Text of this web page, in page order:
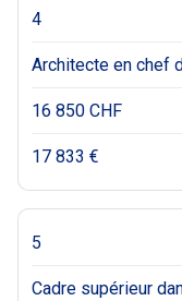
4
Architecte en chef
16 850 CHF
17 833 €
5
Cadre supérieur